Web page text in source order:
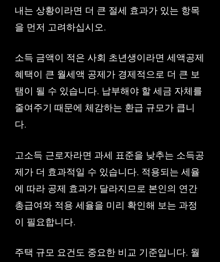
내는 상황이라면 더 큰 절세 효과가 있는 항목
을 먼저 고려하십시오.
소득 금액이 적은 사회 초년생이라면 세액공제
혜택이 큰 월세액 공제가 경제적으로 더 큰 보
탬이 될 수 있습니다. 납부해야 할 세금 자체를
줄여주기 때문에 체감하는 환급 규모가 큽니
다.
고소득 근로자라면 과세 표준을 낮추는 소득공
제가 더 효과적일 수 있습니다. 적용되는 세율
에 따라 공제 효과가 달라지므로 본인의 연간
총급여와 적용 세율을 미리 확인해 보는 과정
이 필요합니다.
주택 규모 요건도 중요한 비교 기준입니다. 월